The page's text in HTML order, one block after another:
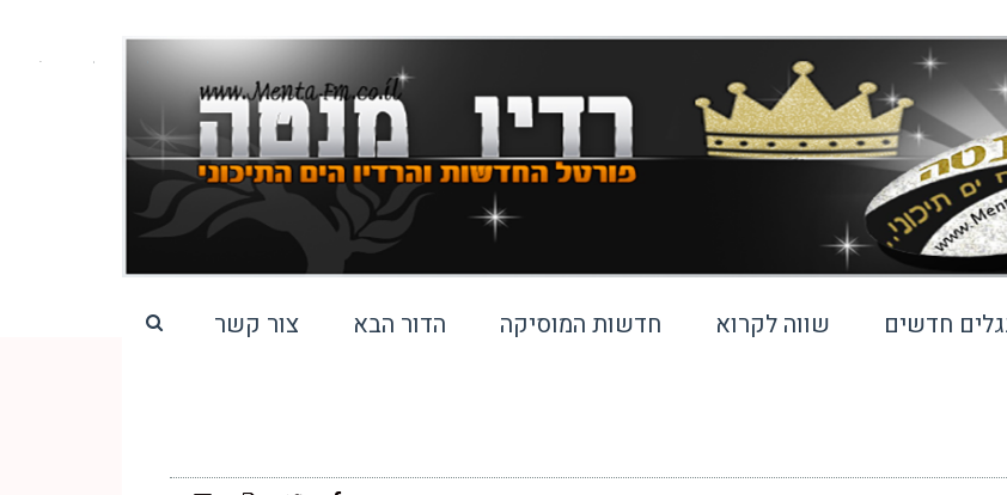
חדשים שווה לקרוא חדשות המוסיקה הדור הבא צור קשר